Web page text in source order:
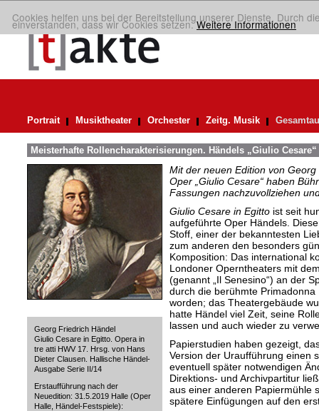
Cookies helfen uns bei der Bereitstellung unserer Dienste. Durch
einverstanden, dass wir Cookies setzen.Weitere Informationen
Portrait Musiktheater Orchester Zeitg. Musik
Meisterhafte Rollencharakterisierungen. Händels „Giulio Cesare“
Georg Friedrich Händel
Giulio Cesare in Egitto. Opera in
tre atti HWV 17. Hrsg. von Hans
Dieter Clausen. Hallische Händel-
Ausgabe Serie II/14
Erstaufführung nach der
Neuedition: 31.5.2019 Halle (Oper
Halle, Händel-Festspiele):
Mit der neuen Edition von
Oper „Giulio Cesare“ haben
Fassungen nachzuvollziehen
Giulio Cesare in Egittoist seit
aufgeführte Oper Händels.
Stoff, einer der bekanntesten
zum anderen den besonders
Komposition: Das international
Londoner Operntheaters mit
(genannt „Il Senesino“) an der
durch die berühmte
worden; das Theatergebäude
hatte Händel viel Zeit, seine
lassen und auch wieder zu
Papierstudien haben gezeigt,
Version der Uraufführung einen
eventuell später notwendigen
Direktions- und Archivpartitur
aus einer anderen Papiermühle
spätere Einfügungen auf den